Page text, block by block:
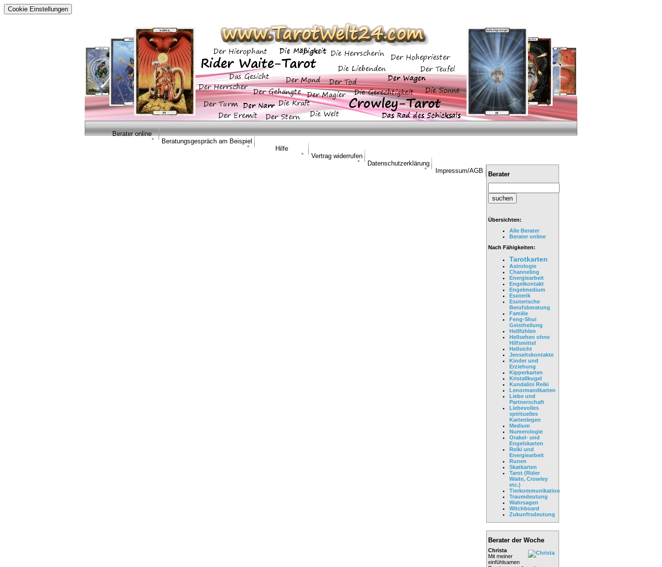
Cookie Einstellungen
Berater online
Beratungsgespräch am Beispiel
Hilfe
Vertrag widerrufen
Datenschutzerklärung
Impressum/AGB
Berater
Übersichten:
Alle Berater
Berater online
Nach Fähigkeiten:
Tarotkarten
Astrologie
Channeling
Energiearbeit
Engelkontakt
Engelmedium
Esoterik
Esoterische
Berufsberatung
Familie
Feng-Shui
Geistheilung
Hellfühlen
Hellsehen ohne
Hilfsmittel
Hellsicht
Jenseitskontakte
Kinder und
Erziehung
Kipperkarten
Kristallkugel
Kundalini Reiki
Lenormandkarten
Liebe und
Partnerschaft
Liebevolles
spirituelles
Kartenlegen
Medium
Numerologie
Orakel- und
Engelskarten
Reiki und
Energiearbeit
Runen
Skatkarten
Tarot (Rider
Waite, Crowley
etc.)
Tierkommunikation
Traumdeutung
Wahrsagen
Witchboard
Zukunftsdeutung
Berater der Woche
Christa
Mit meiner
einfühlsamen